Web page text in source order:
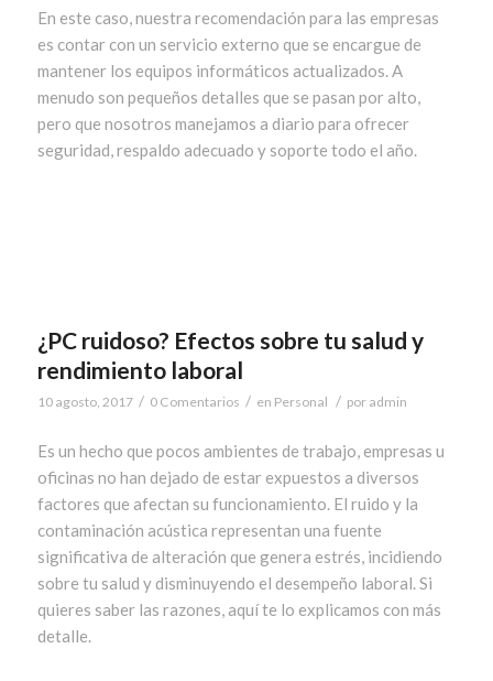
En este caso, nuestra recomendación para las empresas
es contar con un servicio externo que se encargue de
mantener los equipos informáticos actualizados. A
menudo son pequeños detalles que se pasan por alto,
pero que nosotros manejamos a diario para ofrecer
seguridad, respaldo adecuado y soporte todo el año.
¿PC ruidoso? Efectos sobre tu salud y
rendimiento laboral
10 agosto, 2017 / 0 Comentarios / en Personal / por admin
Es un hecho que pocos ambientes de trabajo, empresas u
oficinas no han dejado de estar expuestos a diversos
factores que afectan su funcionamiento. El ruido y la
contaminación acústica representan una fuente
significativa de alteración que genera estrés, incidiendo
sobre tu salud y disminuyendo el desempeño laboral. Si
quieres saber las razones, aquí te lo explicamos con más
detalle.